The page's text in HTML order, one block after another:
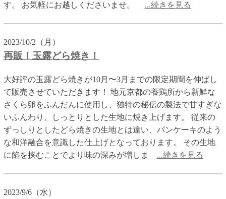
す。 お気軽にお越しくださいませ。 ...続きを見る
2023/10/2（月）
再販！玉露どら焼き！
大好評の玉露どら焼きが10月〜3月までの限定期間を伸ばし
て販売させていただきます！ 地元京都の養鶏所から新鮮な
さくら卵をふんだんに使用し、独特の秘伝の製法で甘すぎな
いふんわり、しっとりとした生地に焼き上げます。 従来の
ずっしりとしたどら焼きの生地とは違い、パンケーキのよう
な和洋融合を意識した仕上げとなっております。 その生地
に餡を挟むことでより味の深みが増しま ...続きを見る
2023/9/6（水）